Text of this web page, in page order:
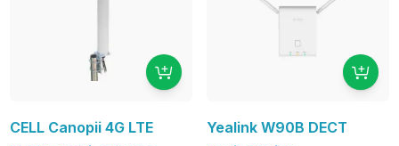
CELL Canopii 4G LTE
Yealink W90B DECT